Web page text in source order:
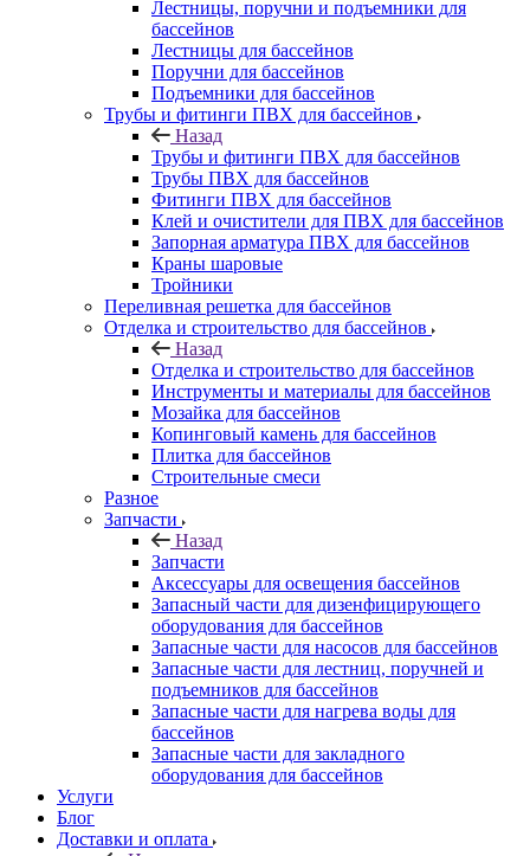
Лестницы, поручни и подъемники для
бассейнов
Лестницы для бассейнов
Поручни для бассейнов
Подъемники для бассейнов
Трубы и фитинги ПВХ для бассейнов
Назад
Трубы и фитинги ПВХ для бассейнов
Трубы ПВХ для бассейнов
Фитинги ПВХ для бассейнов
Клей и очистители для ПВХ для бассейнов
Запорная арматура ПВХ для бассейнов
Краны шаровые
Тройники
Переливная решетка для бассейнов
Отделка и строительство для бассейнов
Назад
Отделка и строительство для бассейнов
Инструменты и материалы для бассейнов
Мозайка для бассейнов
Копинговый камень для бассейнов
Плитка для бассейнов
Строительные смеси
Разное
Запчасти
Назад
Запчасти
Аксессуары для освещения бассейнов
Запасный части для дизенфицирующего
оборудования для бассейнов
Запасные части для насосов для бассейнов
Запасные части для лестниц, поручней и
подъемников для бассейнов
Запасные части для нагрева воды для
бассейнов
Запасные части для закладного
оборудования для бассейнов
Услуги
Блог
Доставки и оплата